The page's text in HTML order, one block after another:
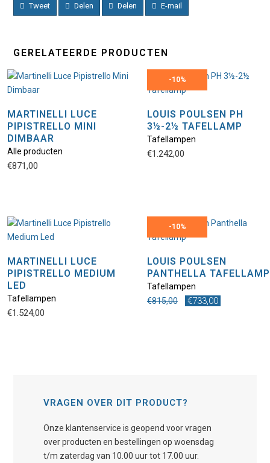
Tweet Delen Delen E-mail
GERELATEERDE PRODUCTEN
MARTINELLI LUCE
PIPISTRELLO MINI
DIMBAAR
Alle producten
€871,00
-10%
LOUIS POULSEN PH
3½-2½ TAFELLAMP
Tafellampen
€1.242,00
MARTINELLI LUCE
PIPISTRELLO MEDIUM
LED
Tafellampen
€1.524,00
-10%
LOUIS POULSEN
PANTHELLA TAFELLAMP
Tafellampen
€815,00
Oorspronkelijke
€733,00
VRAGEN OVER DIT PRODUCT?
Onze klantenservice is geopend voor vragen
over producten en bestellingen op woensdag
t/m zaterdag van 10.00 uur tot 17.00 uur.